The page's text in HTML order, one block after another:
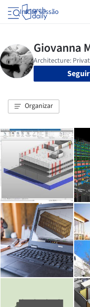
Iniciar sessão
Seguir
Organizar